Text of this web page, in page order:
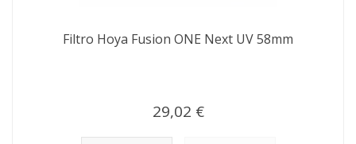
Filtro Hoya Fusion ONE Next UV 58mm
29,02 €